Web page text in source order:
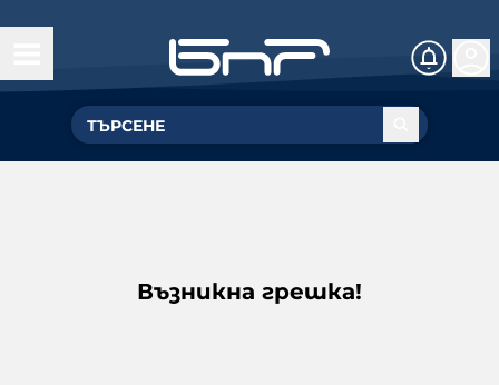
Възникна грешка!